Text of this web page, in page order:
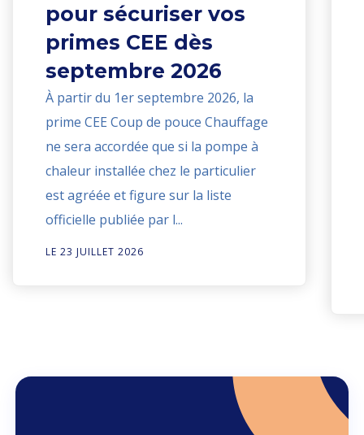
pour sécuriser vos
primes CEE dès
septembre 2026
À partir du 1er septembre 2026, la
prime CEE Coup de pouce Chauffage
ne sera accordée que si la pompe à
chaleur installée chez le particulier
est agréée et figure sur la liste
officielle publiée par l...
LE 23 JUILLET 2026